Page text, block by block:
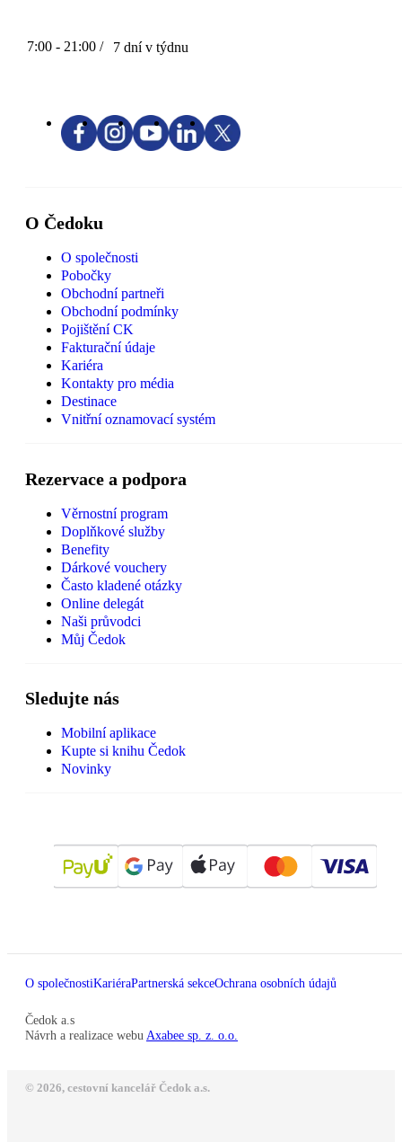
7:00 - 21:00 / 7 dní v týdnu
O Čedoku
O společnosti
Pobočky
Obchodní partneři
Obchodní podmínky
Pojištění CK
Fakturační údaje
Kariéra
Kontakty pro média
Destinace
Vnitřní oznamovací systém
Rezervace a podpora
Věrnostní program
Doplňkové služby
Benefity
Dárkové vouchery
Často kladené otázky
Online delegát
Naši průvodci
Můj Čedok
Sledujte nás
Mobilní aplikace
Kupte si knihu Čedok
Novinky
O společnostiKariéraPartnerská sekceOchrana osobních údajů
Čedok a.s
Návrh a realizace webu Axabee sp. z. o.o.
© 2026, cestovní kancelář Čedok a.s.